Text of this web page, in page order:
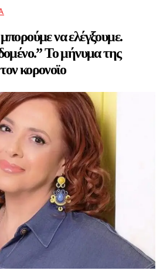
να ελέγξουμε.
Το μήνυμα της
κορονοϊο